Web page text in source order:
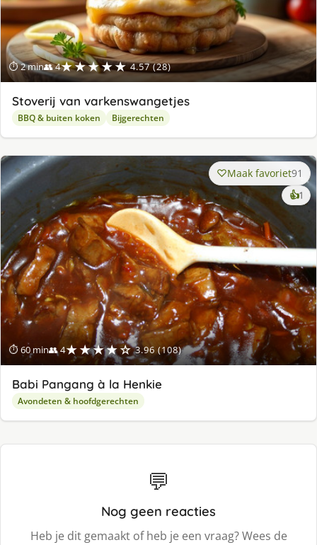
⏱ 2 min👥 4★★★★★ 4.57 (28)
Stoverij van varkenswangetjes
BBQ & buiten koken Bijgerechten
⏱ 60 min👥 4★★★★☆ 3.96 (108)
Maak favoriet91
👍1
Babi Pangang à la Henkie
Avondeten & hoofdgerechten
💬
Nog geen reacties
Heb je dit gemaakt of heb je een vraag? Wees de